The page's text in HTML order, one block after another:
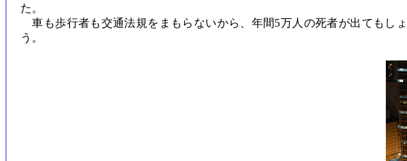
た。
車も歩行者も交通法規をまもらないから、年間5万人の死者が出てもし
う。